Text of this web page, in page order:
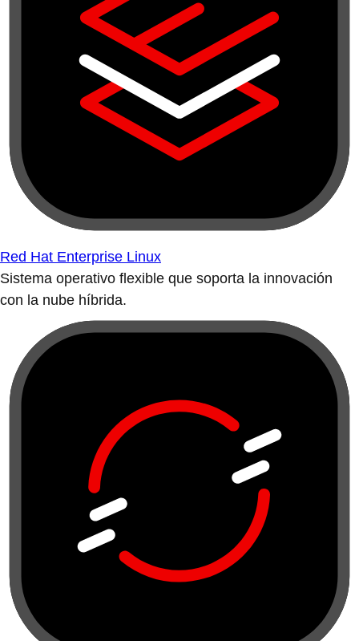
Red Hat Enterprise Linux
Sistema operativo flexible que soporta la innovación
con la nube híbrida.